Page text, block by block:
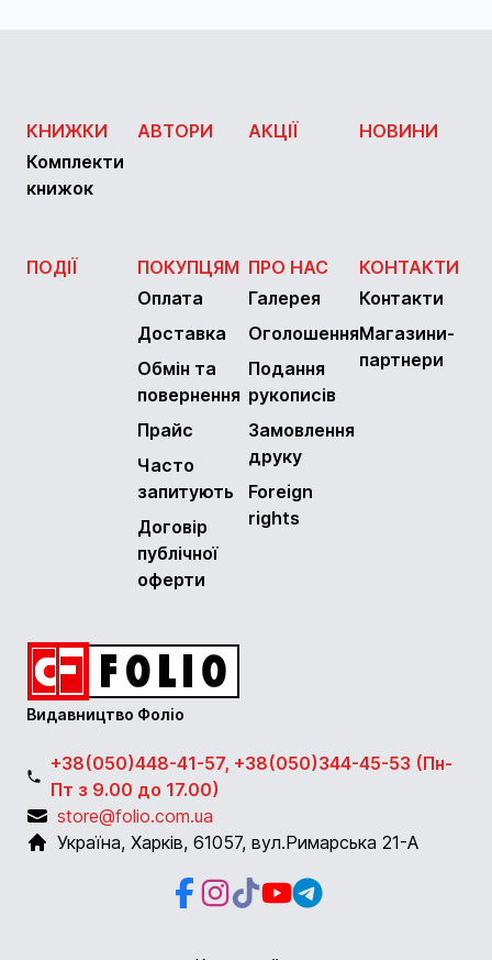
КНИЖКИ
Комплекти
книжок
АВТОРИ АКЦІЇ НОВИНИ
ПОДІЇ
ПОКУПЦЯМ
Оплата
Доставка
Обмін та
повернення
Прайс
Часто
запитують
Договір
публічної
оферти
ПРО НАС
Галерея
Оголошення
Подання
рукописів
Замовлення
друку
Foreign
rights
КОНТАКТИ
Контакти
Магазини-
партнери
Видавництво Фоліо
+38(050)448-41-57, +38(050)344-45-53 (Пн-
Пт з 9.00 до 17.00)
store@folio.com.ua
Україна, Харків, 61057, вул.Римарська 21-А
Facebook
Instagram
Instagram
YoutubeTelegram